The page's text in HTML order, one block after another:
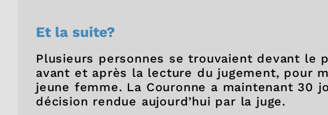
Et la suite?
Plusieurs personnes se trouvaient devant le
avant et après la lecture du jugement, pour
jeune femme. La Couronne a maintenant 30
décision rendue aujourd’hui par la juge.